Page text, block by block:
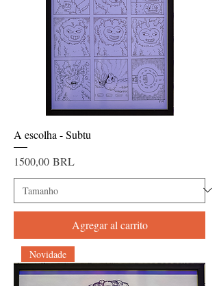
A escolha - Subtu
Precio
1500,00 BRL
Agregar al carrito
Novidade